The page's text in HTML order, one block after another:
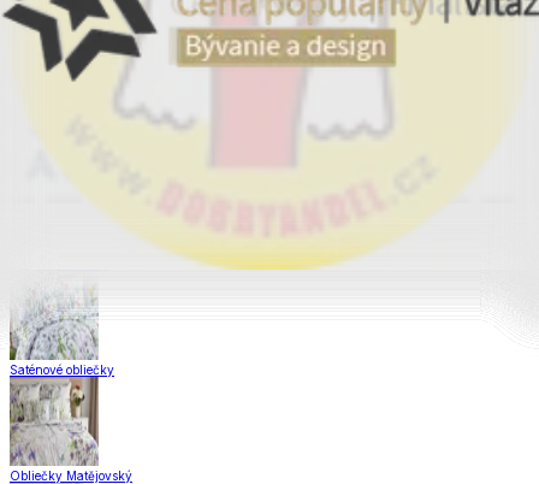
Obliečky Dual Feel®
Saténové obliečky
Obliečky Matějovský